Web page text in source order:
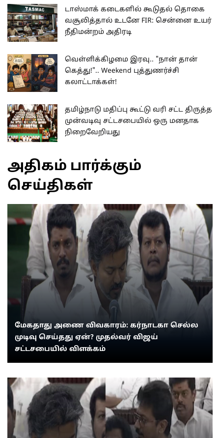
டாஸ்மாக் கடைகளில் கூடுதல் தொகை
வசூலித்தால் உடனே FIR: சென்னை உயர்
நீதிமன்றம் அதிரடி
வெள்ளிக்கிழமை இரவு.. "நான் தான்
கெத்து!".. Weekend புத்துணர்ச்சி
கலாட்டாக்கள்!
தமிழ்நாடு மதிப்பு கூட்டு வரி சட்ட திருத்த
முன்வடிவு சட்டசபையில் ஒரு மனதாக
நிறைவேறியது
அதிகம் பார்க்கும்
செய்திகள்
மேகதாது அணை விவகாரம்: கர்நாடகா செல்ல
முடிவு செய்தது ஏன்? முதல்வர் விஜய்
சட்டசபையில் விளக்கம்